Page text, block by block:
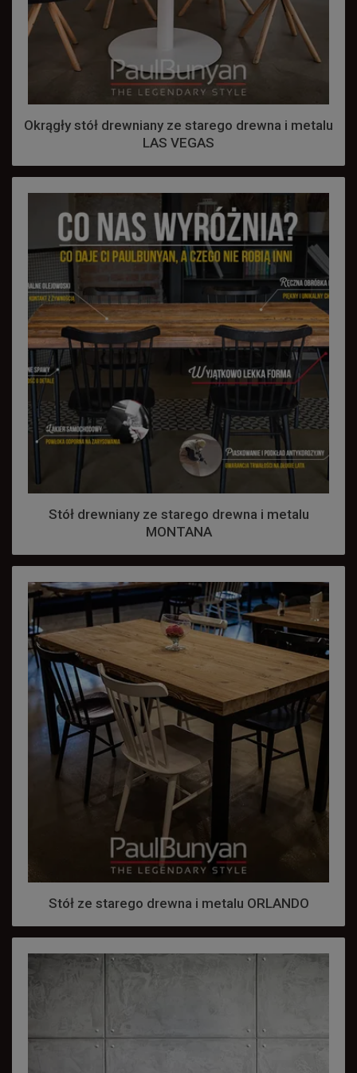
Okrągły stół drewniany ze starego drewna i metalu
LAS VEGAS
Stół drewniany ze starego drewna i metalu
MONTANA
Stół ze starego drewna i metalu ORLANDO